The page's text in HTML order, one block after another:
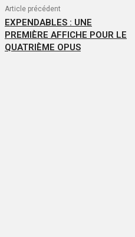
Article précédent
EXPENDABLES : UNE
PREMIÈRE AFFICHE POUR LE
QUATRIÈME OPUS